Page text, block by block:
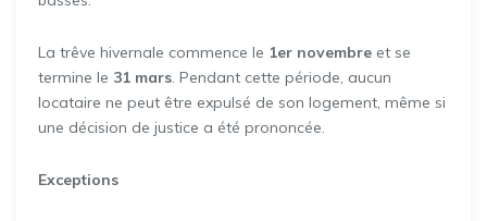
La trêve hivernale commence le 1er novembre et se
termine le 31 mars. Pendant cette période, aucun
locataire ne peut être expulsé de son logement, même si
une décision de justice a été prononcée.
Exceptions